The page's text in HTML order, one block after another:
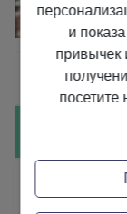
Общие
и
привычек